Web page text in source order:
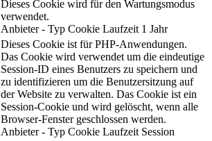
Dieses Cookie wird für den Wartungsmodus
verwendet.
Anbieter - Typ Cookie Laufzeit 1 Jahr
Dieses Cookie ist für PHP-Anwendungen.
Das Cookie wird verwendet um die eindeutige
Session-ID eines Benutzers zu speichern und
zu identifizieren um die Benutzersitzung auf
der Website zu verwalten. Das Cookie ist ein
Session-Cookie und wird gelöscht, wenn alle
Browser-Fenster geschlossen werden.
Anbieter - Typ Cookie Laufzeit Session